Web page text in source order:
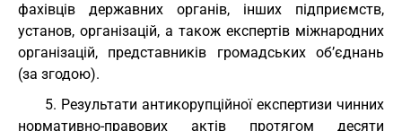
фахівців державних органів, інших підприємств,
установ, організацій, а також експертів міжнародних
організацій, представників громадських об’єднань
(за згодою).
5. Результати антикорупційної експертизи чинних
нормативно-правових актів протягом десяти